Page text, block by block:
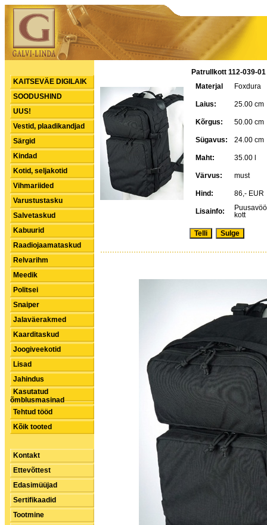
KAITSEVÄE DIGILAIK
SOODUSHIND
UUS!
Vestid, plaadikandjad
Särgid
Kindad
Kotid, seljakotid
Vihmariided
Varustustasku
Salvetaskud
Kabuurid
Raadiojaamataskud
Relvarihm
Meedik
Politsei
Snaiper
Jalaväerakmed
Kaarditaskud
Joogiveekotid
Lisad
Jahindus
Kasutatud
õmblusmasinad
Tehtud tööd
Kõik tooted
Kontakt
Ettevõttest
Edasimüüjad
Sertifikaadid
Tootmine
Patrullkott 112-039-01
Materjal
Foxdura
Laius: 25.00 cm
Kõrgus: 50.00 cm
Sügavus: 24.00 cm
Maht: 35.00 l
Värvus: must
Hind: 86,- EUR
Lisainfo:
kott